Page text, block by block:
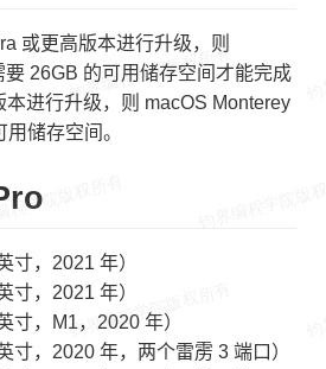
或更高版本进行升级，则
要 26GB 的可用储存空间才能完成
进行升级，则 macOS Monterey
储存空间。
寸，2021 年）
寸，2021 年）
寸，M1，2020 年）
寸，2020 年，两个雷雳 3 端口）